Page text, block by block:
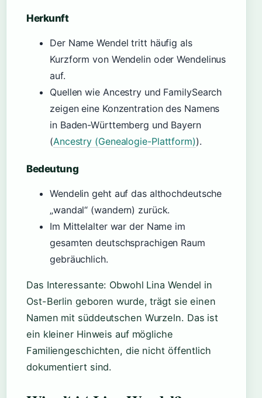
Herkunft
Der Name Wendel tritt häufig als
Kurzform von Wendelin oder Wendelinus
auf.
Quellen wie Ancestry und FamilySearch
zeigen eine Konzentration des Namens
in Baden-Württemberg und Bayern
(Ancestry (Genealogie-Plattform)).
Bedeutung
Wendelin geht auf das althochdeutsche
„wandal“ (wandern) zurück.
Im Mittelalter war der Name im
gesamten deutschsprachigen Raum
gebräuchlich.
Das Interessante: Obwohl Lina Wendel in
Ost-Berlin geboren wurde, trägt sie einen
Namen mit süddeutschen Wurzeln. Das ist
ein kleiner Hinweis auf mögliche
Familiengeschichten, die nicht öffentlich
dokumentiert sind.